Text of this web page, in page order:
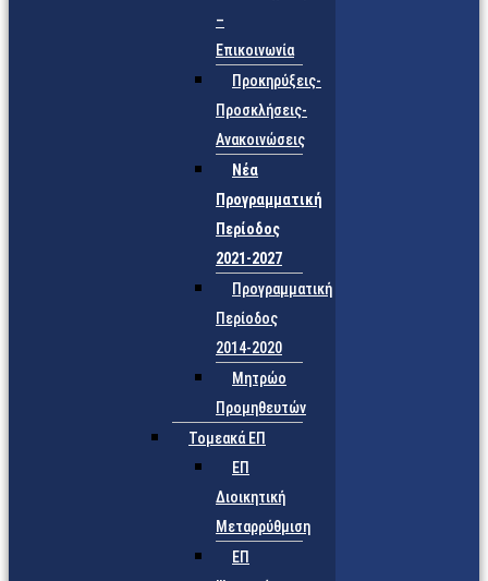
–
Επικοινωνία
Προκηρύξεις-
Προσκλήσεις-
Ανακοινώσεις
Νέα
Προγραμματική
Περίοδος
2021-2027
Προγραμματική
Περίοδος
2014-2020
Μητρώο
Προμηθευτών
Τομεακά ΕΠ
ΕΠ
Διοικητική
Μεταρρύθμιση
ΕΠ